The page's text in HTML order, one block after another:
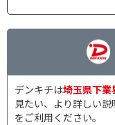
デンキチは埼玉県下業
見たい、より詳しい
をご利用ください。